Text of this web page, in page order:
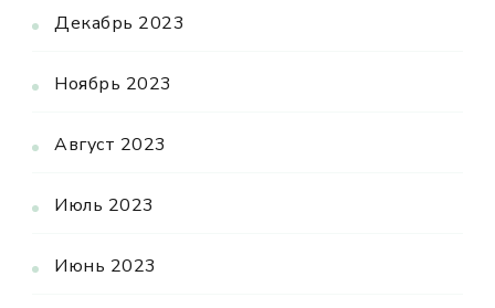
Декабрь 2023
Ноябрь 2023
Август 2023
Июль 2023
Июнь 2023